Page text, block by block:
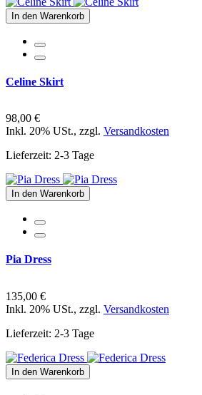
In den Warenkorb
Celine Skirt
98,00 €
Inkl. 20% USt., zzgl. Versandkosten
Lieferzeit: 2-3 Tage
In den Warenkorb
Pia Dress
135,00 €
Inkl. 20% USt., zzgl. Versandkosten
Lieferzeit: 2-3 Tage
In den Warenkorb